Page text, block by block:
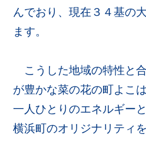
んでおり、現在３４基の
ます。
こうした地域の特性と
が豊かな菜の花の町よこ
一人ひとりのエネルギー
横浜町のオリジナリティ